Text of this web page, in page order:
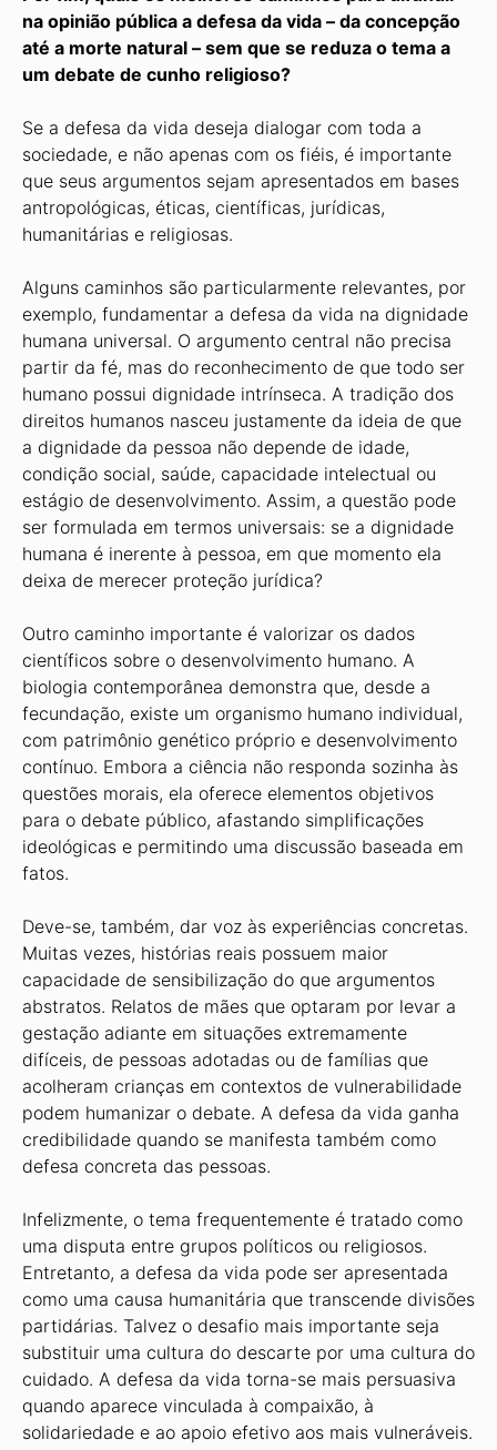
na opinião pública a defesa da vida – da concepção
até a morte natural – sem que se reduza o tema a
um debate de cunho religioso?
Se a defesa da vida deseja dialogar com toda a
sociedade, e não apenas com os fiéis, é importante
que seus argumentos sejam apresentados em bases
antropológicas, éticas, científicas, jurídicas,
humanitárias e religiosas.
Alguns caminhos são particularmente relevantes, por
exemplo, fundamentar a defesa da vida na dignidade
humana universal. O argumento central não precisa
partir da fé, mas do reconhecimento de que todo ser
humano possui dignidade intrínseca. A tradição dos
direitos humanos nasceu justamente da ideia de que
a dignidade da pessoa não depende de idade,
condição social, saúde, capacidade intelectual ou
estágio de desenvolvimento. Assim, a questão pode
ser formulada em termos universais: se a dignidade
humana é inerente à pessoa, em que momento ela
deixa de merecer proteção jurídica?
Outro caminho importante é valorizar os dados
científicos sobre o desenvolvimento humano. A
biologia contemporânea demonstra que, desde a
fecundação, existe um organismo humano individual,
com patrimônio genético próprio e desenvolvimento
contínuo. Embora a ciência não responda sozinha às
questões morais, ela oferece elementos objetivos
para o debate público, afastando simplificações
ideológicas e permitindo uma discussão baseada em
fatos.
Deve-se, também, dar voz às experiências concretas.
Muitas vezes, histórias reais possuem maior
capacidade de sensibilização do que argumentos
abstratos. Relatos de mães que optaram por levar a
gestação adiante em situações extremamente
difíceis, de pessoas adotadas ou de famílias que
acolheram crianças em contextos de vulnerabilidade
podem humanizar o debate. A defesa da vida ganha
credibilidade quando se manifesta também como
defesa concreta das pessoas.
Infelizmente, o tema frequentemente é tratado como
uma disputa entre grupos políticos ou religiosos.
Entretanto, a defesa da vida pode ser apresentada
como uma causa humanitária que transcende divisões
partidárias. Talvez o desafio mais importante seja
substituir uma cultura do descarte por uma cultura do
cuidado. A defesa da vida torna-se mais persuasiva
quando aparece vinculada à compaixão, à
solidariedade e ao apoio efetivo aos mais vulneráveis.